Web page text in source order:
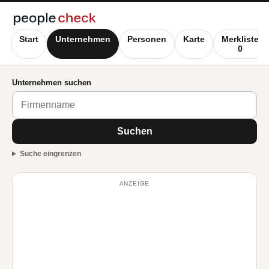
Start Unternehmen Personen Karte
Merkliste
0
Unternehmen suchen
Suchen
Suche eingrenzen
ANZEIGE